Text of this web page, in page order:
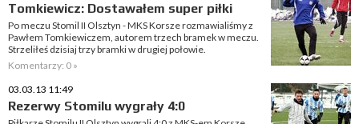
Tomkiewicz: Dostawałem super piłki
Po meczu Stomil II Olsztyn - MKS Korsze rozmawialiśmy z
Pawłem Tomkiewiczem, autorem trzech bramek w meczu.
Strzeliłeś dzisiaj trzy bramki w drugiej połowie.
Komentarzy: 0 »
03.03.13 11:49
Rezerwy Stomilu wygrały 4:0